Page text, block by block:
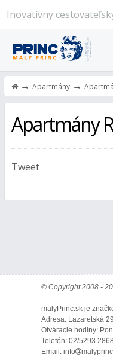
Inovatívny
→ Apartmány→
Apartmány
Tweet
© Copyright 2008 -
malyPrinc.sk je
Adresa: Lazaretská
Otváracie hodiny:
Telefón: 02/5293
Email: info